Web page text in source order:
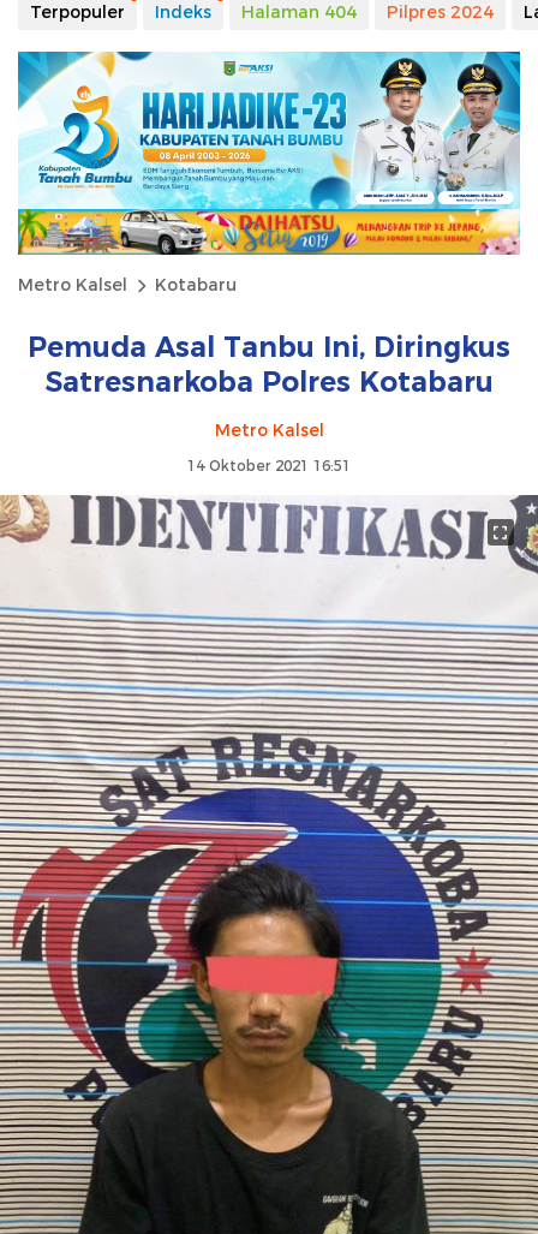
Terpopuler Indeks Halaman 404 Pilpres 2024
Metro Kalsel Kotabaru
Pemuda Asal Tanbu Ini, Diringkus
Satresnarkoba Polres Kotabaru
Metro Kalsel
14 Oktober 2021 16:51